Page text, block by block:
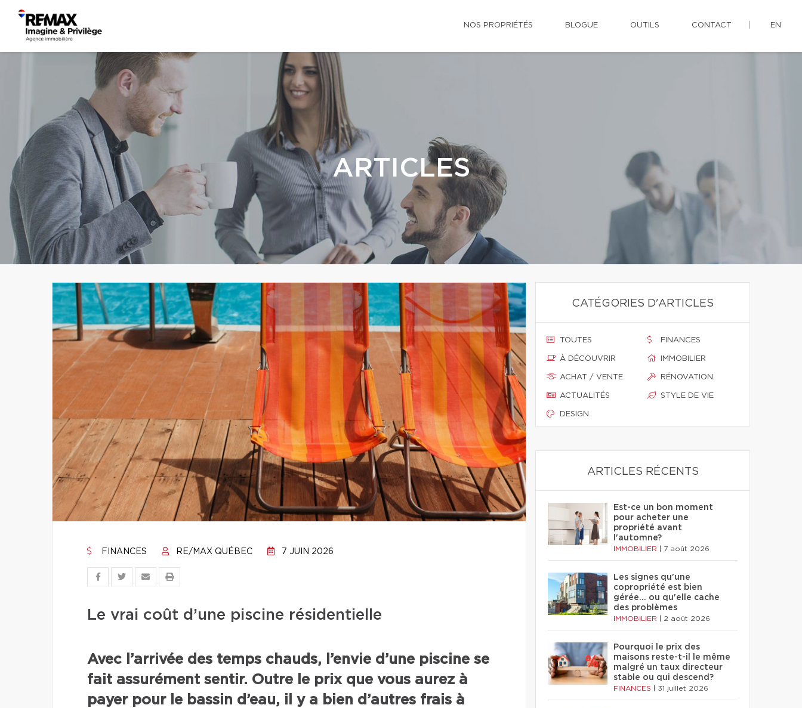
NOS PROPRIÉTÉS BLOGUE OUTILS CONTACT EN
ARTICLES
FINANCES RE/MAX QUÉBEC 7 JUIN 2026
Le vrai coût d’une piscine résidentielle
Avec l’arrivée des temps chauds, l’envie d’une piscine se
fait assurément sentir. Outre le prix que vous aurez à
payer pour le bassin d’eau, il y a bien d’autres frais à
CATÉGORIES D'ARTICLES
TOUTES
À DÉCOUVRIR
ACHAT / VENTE
ACTUALITÉS
DESIGN
FINANCES
IMMOBILIER
RÉNOVATION
STYLE DE VIE
ARTICLES RÉCENTS
Est-ce un bon moment
pour acheter une
propriété avant
l'automne?
IMMOBILIER 7 août 2026
Les signes qu'une
copropriété est bien
gérée… ou qu'elle cache
des problèmes
IMMOBILIER 2 août 2026
Pourquoi le prix des
maisons reste-t-il le même
malgré un taux directeur
stable ou qui descend?
FINANCES 31 juillet 2026